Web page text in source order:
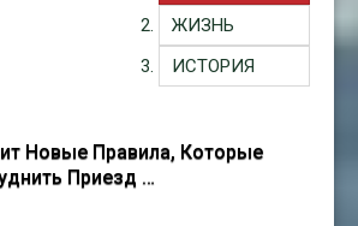
ЖИЗНЬ
ИСТОРИЯ
Новые Правила, Которые
Приезд …